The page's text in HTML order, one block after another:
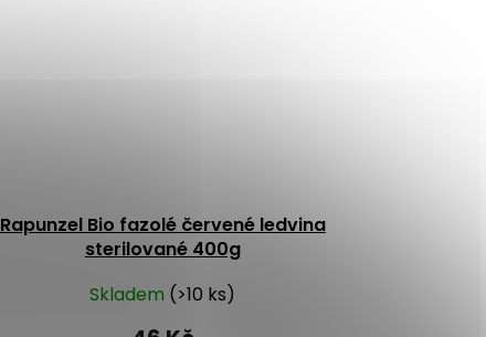
Rapunzel Bio fazolé červené ledvina
sterilované 400g
Skladem (>10 ks)